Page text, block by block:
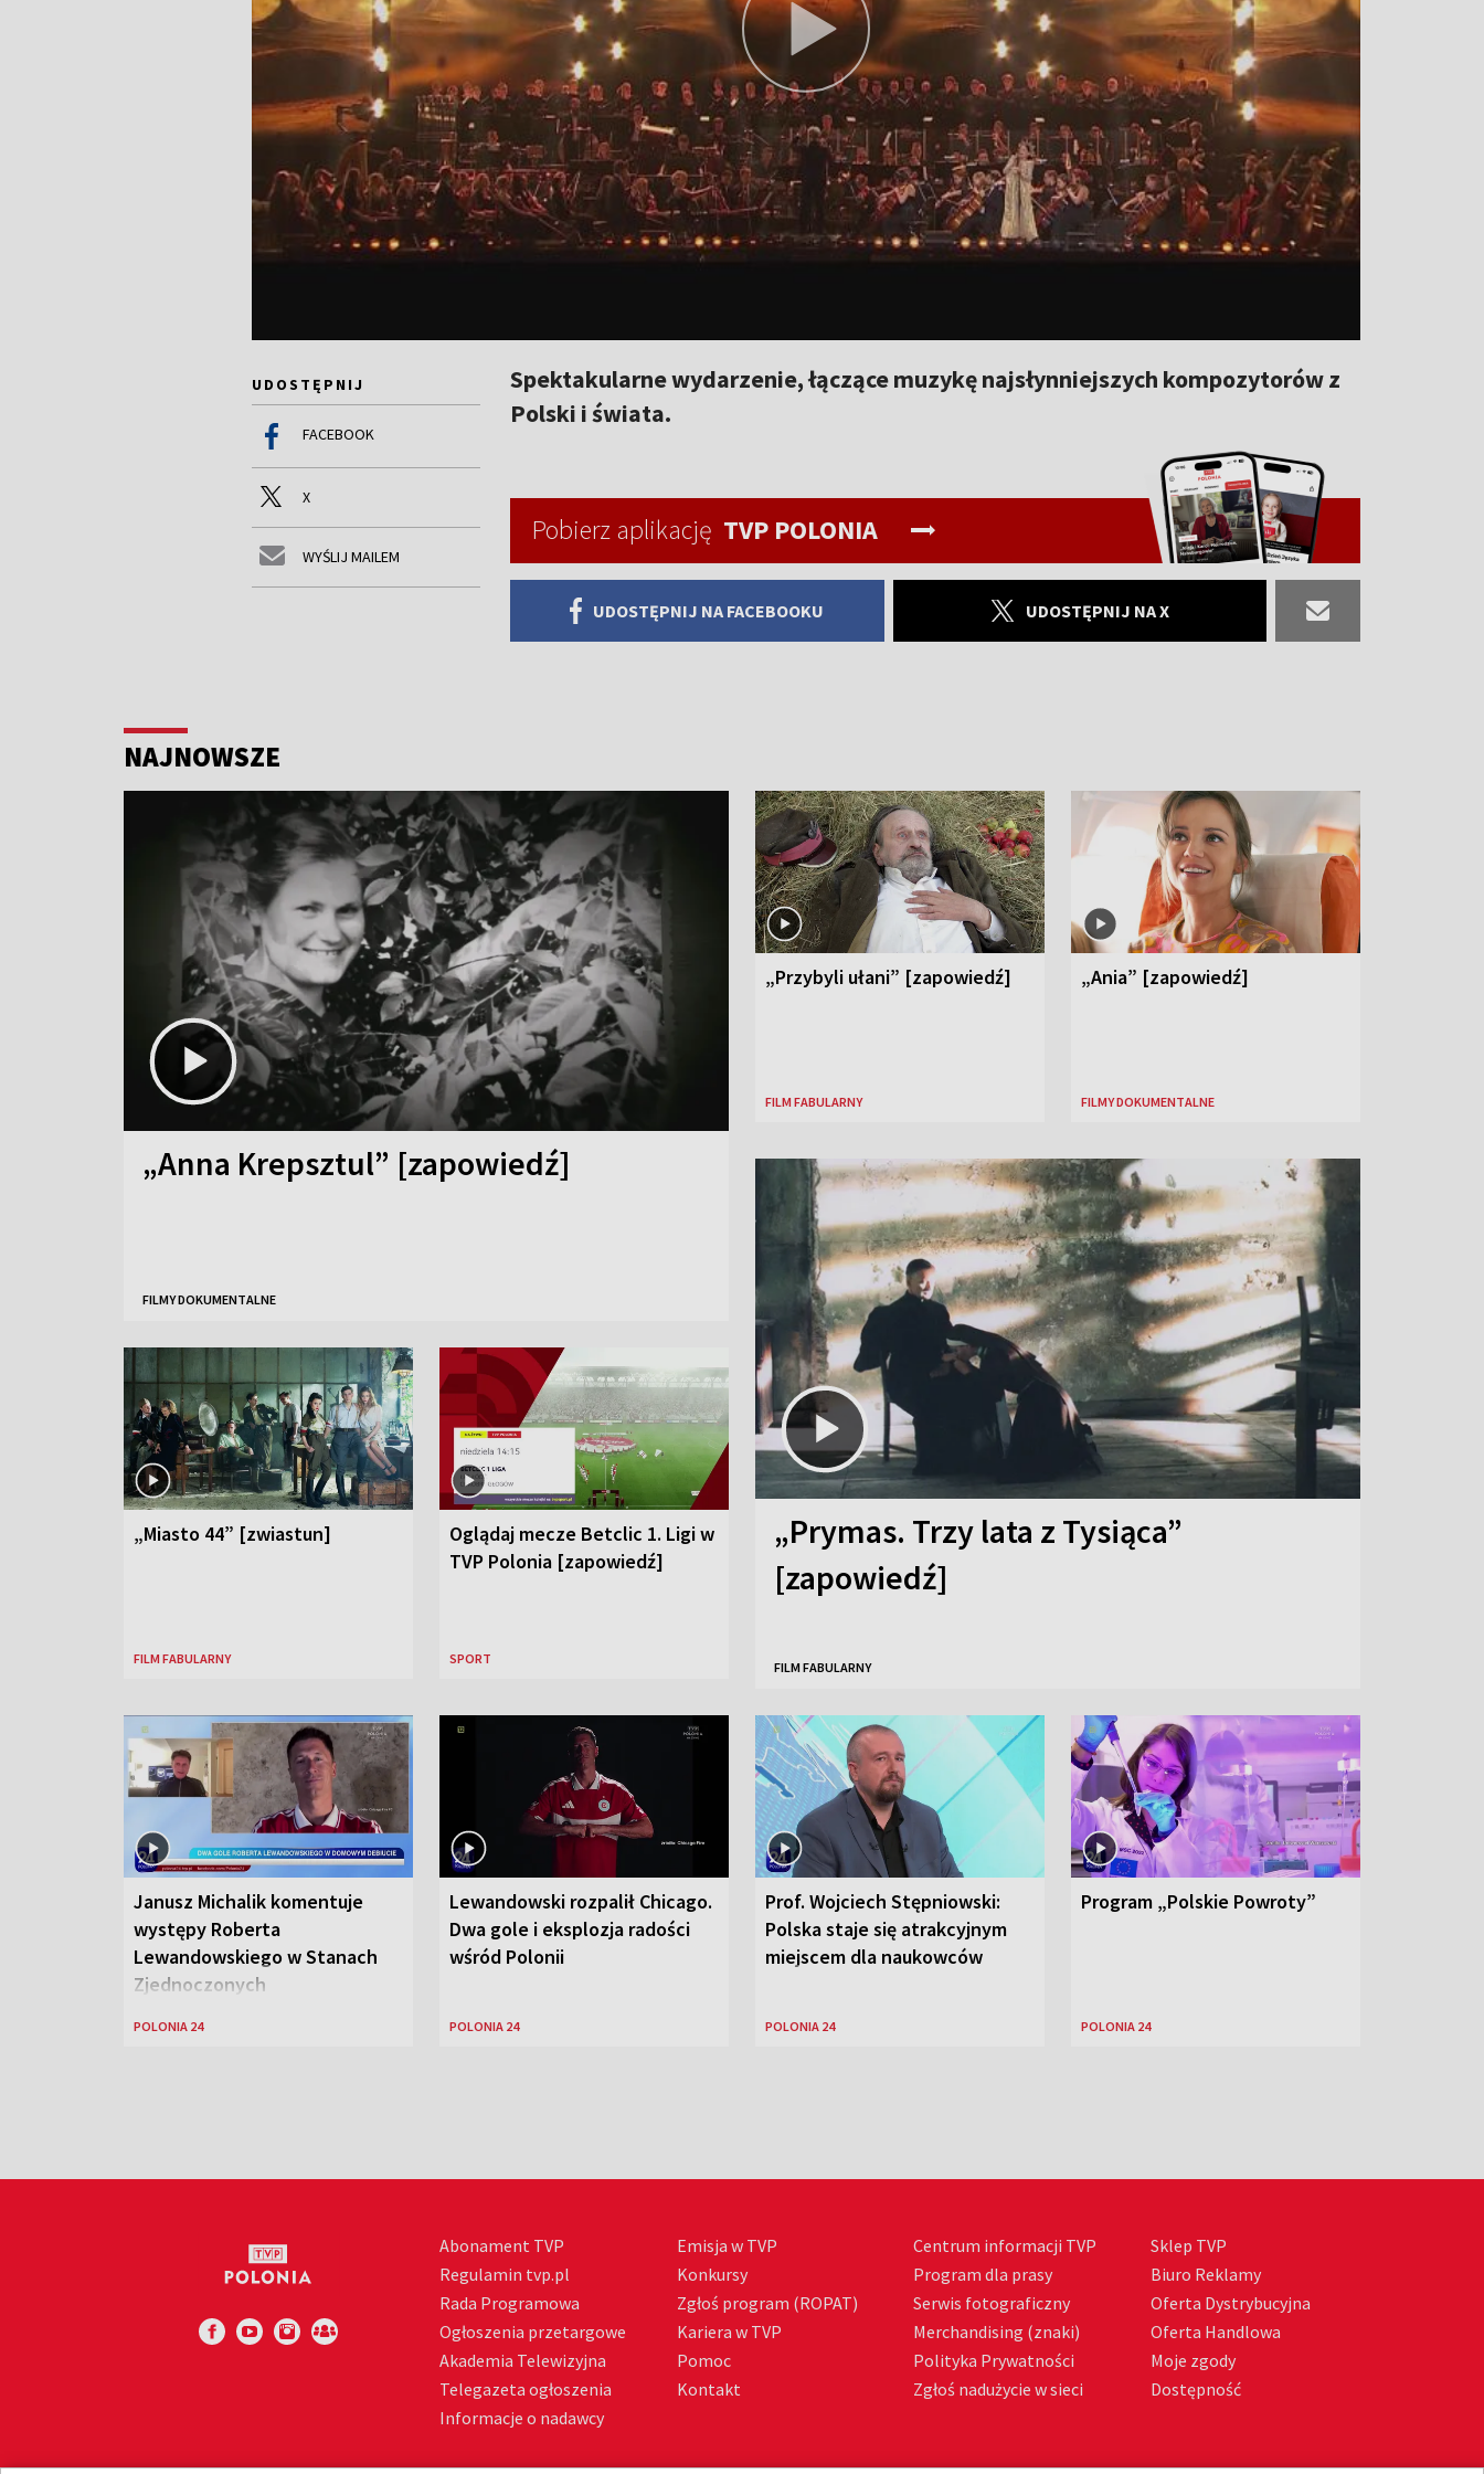
UDOSTĘPNIJ
FACEBOOK
X
WYŚLIJ MAILEM
Spektakularne wydarzenie, łączące muzykę najsłynniejszych kompozytorów z
Polski i świata.
Pobierz aplikację TVP POLONIA
UDOSTĘPNIJ NA FACEBOOKU UDOSTĘPNIJ NA X
NAJNOWSZE
„Anna Krepsztul” [zapowiedź]
FILMY DOKUMENTALNE
„Przybyli ułani” [zapowiedź]
FILM FABULARNY
„Ania” [zapowiedź]
FILMY DOKUMENTALNE
„Miasto 44” [zwiastun]
FILM FABULARNY
Oglądaj mecze Betclic 1. Ligi w
TVP Polonia [zapowiedź]
SPORT
„Prymas. Trzy lata z Tysiąca”
[zapowiedź]
FILM FABULARNY
Janusz Michalik komentuje
występy Roberta
Lewandowskiego w Stanach
Zjednoczonych
POLONIA 24
Lewandowski rozpalił Chicago.
Dwa gole i eksplozja radości
wśród Polonii
POLONIA 24
Prof. Wojciech Stępniowski:
Polska staje się atrakcyjnym
miejscem dla naukowców
POLONIA 24
Program „Polskie Powroty”
POLONIA 24
Abonament TVP
Regulamin tvp.pl
Rada Programowa
Ogłoszenia przetargowe
Akademia Telewizyjna
Telegazeta ogłoszenia
Informacje o nadawcy
Emisja w TVP
Konkursy
Zgłoś program (ROPAT)
Kariera w TVP
Pomoc
Kontakt
Centrum informacji TVP
Program dla prasy
Serwis fotograficzny
Merchandising (znaki)
Polityka Prywatności
Zgłoś nadużycie w sieci
Sklep TVP
Biuro Reklamy
Oferta Dystrybucyjna
Oferta Handlowa
Moje zgody
Dostępność